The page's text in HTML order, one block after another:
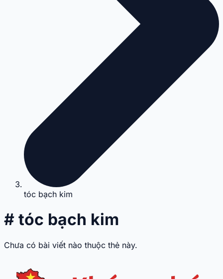
tóc bạch kim
# tóc bạch kim
Chưa có bài viết nào thuộc thẻ này.